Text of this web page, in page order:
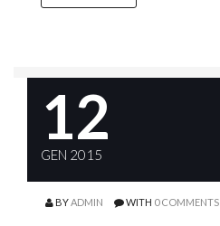
12
GEN 2015
BYADMIN WITH 0 COMMENTS